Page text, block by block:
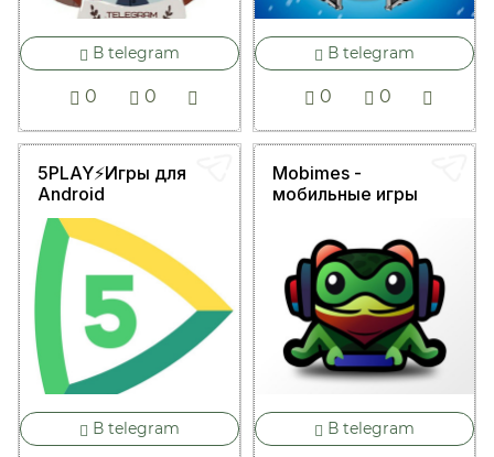
В telegram
0 0
В telegram
0 0
5PLAY⚡️Игры для
Android
В telegram
Mobimes -
мобильные игры
В telegram